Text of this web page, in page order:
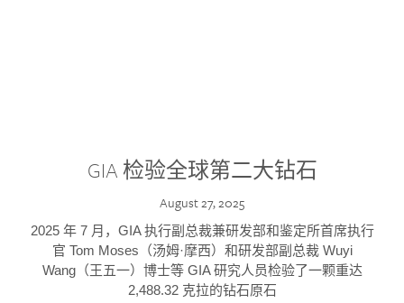
GIA 检验全球第二大钻石
August 27, 2025
2025 年 7 月，GIA 执行副总裁兼研发部和鉴定所首席执行
官 Tom Moses（汤姆·摩西）和研发部副总裁 Wuyi
Wang（王五一）博士等 GIA 研究人员检验了一颗重达
2,488.32 克拉的钻石原石